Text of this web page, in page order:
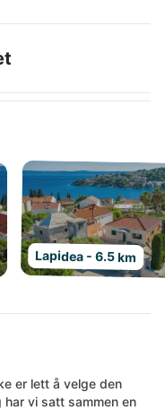
Lapidea - 6.5 km
er lett å velge den
har vi satt sammen en